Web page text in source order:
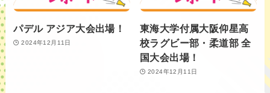
パデル アジア大会出場！
2024年12月11日
東海大学付属大阪仰星高
校ラグビー部・柔道部 全
国大会出場！
2024年12月11日